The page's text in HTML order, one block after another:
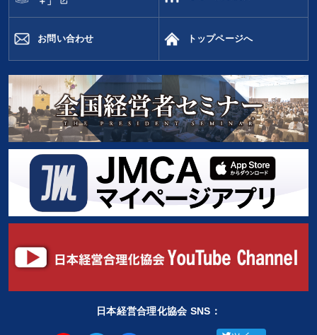
お問い合わせ トップページへ
日本経営合理化協会 SNS：